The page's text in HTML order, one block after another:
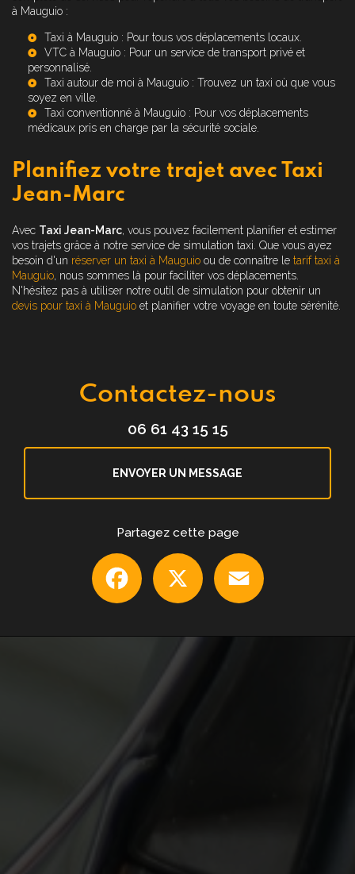
à Mauguio :
Taxi à Mauguio : Pour tous vos déplacements locaux.
VTC à Mauguio : Pour un service de transport privé et
personnalisé.
Taxi autour de moi à Mauguio : Trouvez un taxi où que vous
soyez en ville.
Taxi conventionné à Mauguio : Pour vos déplacements
médicaux pris en charge par la sécurité sociale.
Planifiez votre trajet avec Taxi
Jean-Marc
Avec Taxi Jean-Marc, vous pouvez facilement planifier et estimer
vos trajets grâce à notre service de simulation taxi. Que vous ayez
besoin d'un réserver un taxi à Mauguio ou de connaître le tarif taxi à
Mauguio, nous sommes là pour faciliter vos déplacements.
N'hésitez pas à utiliser notre outil de simulation pour obtenir un
devis pour taxi à Mauguio et planifier votre voyage en toute sérénité.
Contactez-nous
06 61 43 15 15
ENVOYER UN MESSAGE
Partagez cette page
Facebook